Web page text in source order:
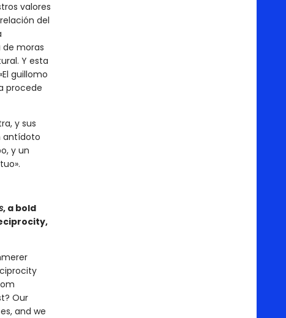
valores
del
de moras
Y esta
guillomo
procede
y sus
antídoto
y un
, a bold
Our
and we